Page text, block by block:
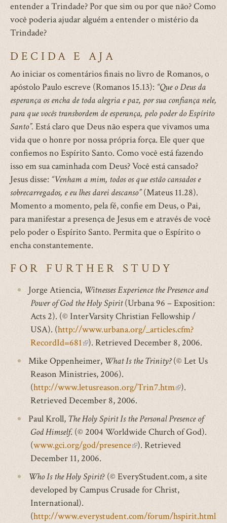
entender a Trindade? Por que sim ou por que não? Como
você poderia ajudar alguém a entender o mistério da
Trindade?
DECIDA E AJA
Ao iniciar os comentários finais no livro de Romanos, o
apóstolo Paulo escreve (Romanos 15.13): “Que o Deus da
esperança os encha de toda alegria e paz, por sua confiança nele,
para que vocês transbordem de esperança, pelo poder do Espírito
Santo”. Está claro que Deus não espera que vivamos uma
vida que o honre por nossa própria força. Ele quer que
confiemos no Espírito Santo. Como você está fazendo
isso em sua caminhada com Deus? Você está cansado?
Jesus disse: “Venham a mim, todos os que estão cansados e
sobrecarregados, e eu lhes darei descanso”(Mateus 11.28).
Momento a momento, pela fé, confie em Deus, o Pai,
para manifestar a presença de Jesus em e através de você
pelo poder o Espírito Santo. Permita que o Espírito o
encha constantemente.
FOR FURTHER STUDY
Jorge Atiencia, Witnesses Experience the Presence and
Power of God the Holy Spirit(Urbana 96 – Exposition:
Acts 2). (© InterVarsity Christian Fellowship /
USA). (http://www.urbana.org/_articles.cfm?
RecordId=681
(link
is
external)
). Retrieved December 8, 2006.
Mike Oppenheimer, What Is the Trinity?(© Let Us
Reason Ministries, 2006).
(http://www.letusreason.org/Trin7.htm
(link
external)
).
Retrieved December 8, 2006.
Paul Kroll, The Holy Spirit Is the Personal Presence of
God Himself. (© 2004 Worldwide Church of God).
(www.gci.org/god/presence
(link
external)
). Retrieved
December 11, 2006.
Who Is the Holy Spirit? (© EveryStudent.com, a site
developed by Campus Crusade for Christ,
International).
(http://www.everystudent.com/forum/hspirit.html